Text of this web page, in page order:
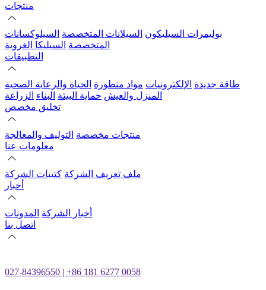
منتجات
بوليمرات السيليكون السيلانات المتخصصة السيلوكسانات
المتخصصة السيليكا الغروية
التطبيقات
طاقة جديدة الإلكترونيات مواد متطورة الحياة والرعاية الصحية
المنزل والعيش حماية البيئة البناء الزراعة
تخليق مخصص
منتجات مخصصة التوليف والمعالجة
معلومات عنا
ملف تعريف الشركة كتيبات الشركة
أخبار
أخبار الشركة المدونات
اتصل بنا
027-84396550 | +86 181 6277 0058